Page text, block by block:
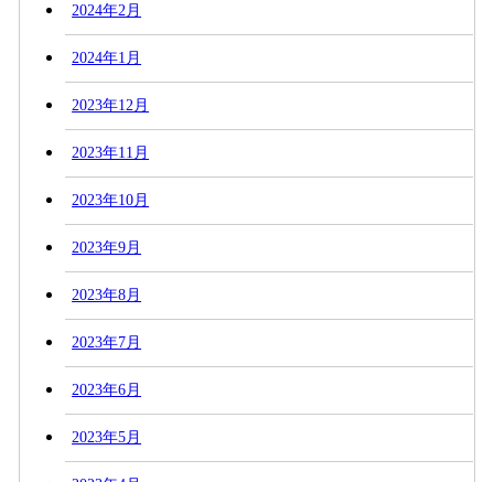
2024年2月
2024年1月
2023年12月
2023年11月
2023年10月
2023年9月
2023年8月
2023年7月
2023年6月
2023年5月